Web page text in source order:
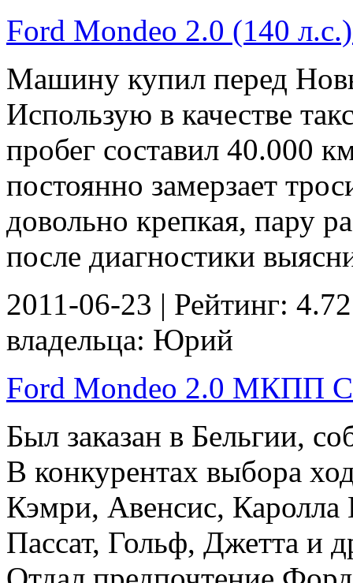
Ford Mondeo 2.0 (140
Машину купил перед
Использую в качестве
пробег составил 40.000
постоянно замерзает
довольно крепкая, пару
после диагностики
2011-06-23 | Рейтинг:
владельца: Юрий
Ford Mondeo 2.0 МКПП
Был заказан в Бельгии,
В конкурентах выбора
Кэмри, Авенсис, Каролла
Пассат, Гольф, Джетта и